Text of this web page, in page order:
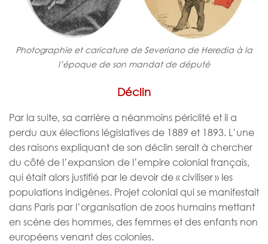
Photographie et caricature de Severiano de Heredia à la
l’époque de son mandat de député
Déclin
Par la suite, sa carrière a néanmoins périclité et il a
perdu aux élections législatives de 1889 et 1893. L’une
des raisons expliquant de son déclin serait à chercher
du côté de l’expansion de l’empire colonial français,
qui était alors justifié par le devoir de « civiliser » les
populations indigènes. Projet colonial qui se manifestait
dans Paris par l’organisation de zoos humains mettant
en scène des hommes, des femmes et des enfants non
européens venant des colonies.